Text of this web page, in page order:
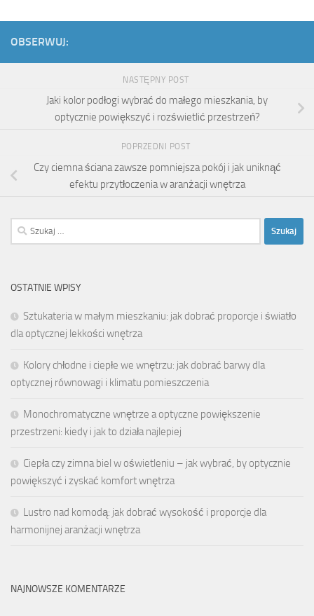
OBSERWUJ:
NASTĘPNY POST
Jaki kolor podłogi wybrać do małego mieszkania, by
optycznie powiększyć i rozświetlić przestrzeń?
POPRZEDNI POST
Czy ciemna ściana zawsze pomniejsza pokój i jak uniknąć
efektu przytłoczenia w aranżacji wnętrza
Szukaj:
OSTATNIE WPISY
Sztukateria w małym mieszkaniu: jak dobrać proporcje i światło
dla optycznej lekkości wnętrza
Kolory chłodne i ciepłe we wnętrzu: jak dobrać barwy dla
optycznej równowagi i klimatu pomieszczenia
Monochromatyczne wnętrze a optyczne powiększenie
przestrzeni: kiedy i jak to działa najlepiej
Ciepła czy zimna biel w oświetleniu – jak wybrać, by optycznie
powiększyć i zyskać komfort wnętrza
Lustro nad komodą: jak dobrać wysokość i proporcje dla
harmonijnej aranżacji wnętrza
NAJNOWSZE KOMENTARZE